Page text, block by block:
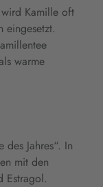
wird Kamille oft
eingesetzt.
warme
Jahres“. In
mit den
Estragol.